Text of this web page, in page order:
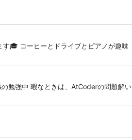
🎓 コーヒーとドライブとピアノが趣味
勉強中 暇なときは、AtCoderの問題解い